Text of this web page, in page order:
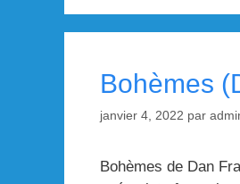
Bohèmes
janvier 4, 2022 par
Bohèmes de Dan